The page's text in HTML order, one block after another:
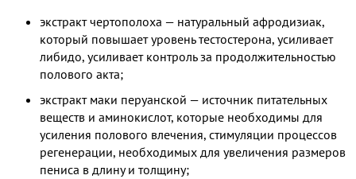
экстракт чертополоха — натуральный афродизиак,
который повышает уровень тестостерона, усиливает
либидо, усиливает контроль за продолжительностью
полового акта;
экстракт маки перуанской — источник питательных
веществ и аминокислот, которые необходимы для
усиления полового влечения, стимуляции процессов
регенерации, необходимых для увеличения размеров
пениса в длину и толщину;